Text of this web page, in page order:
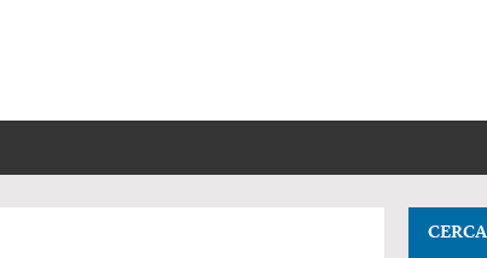
CERCA